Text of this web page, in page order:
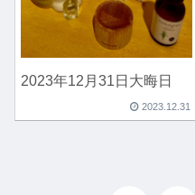
2023年12月31日大晦日
2023.12.31